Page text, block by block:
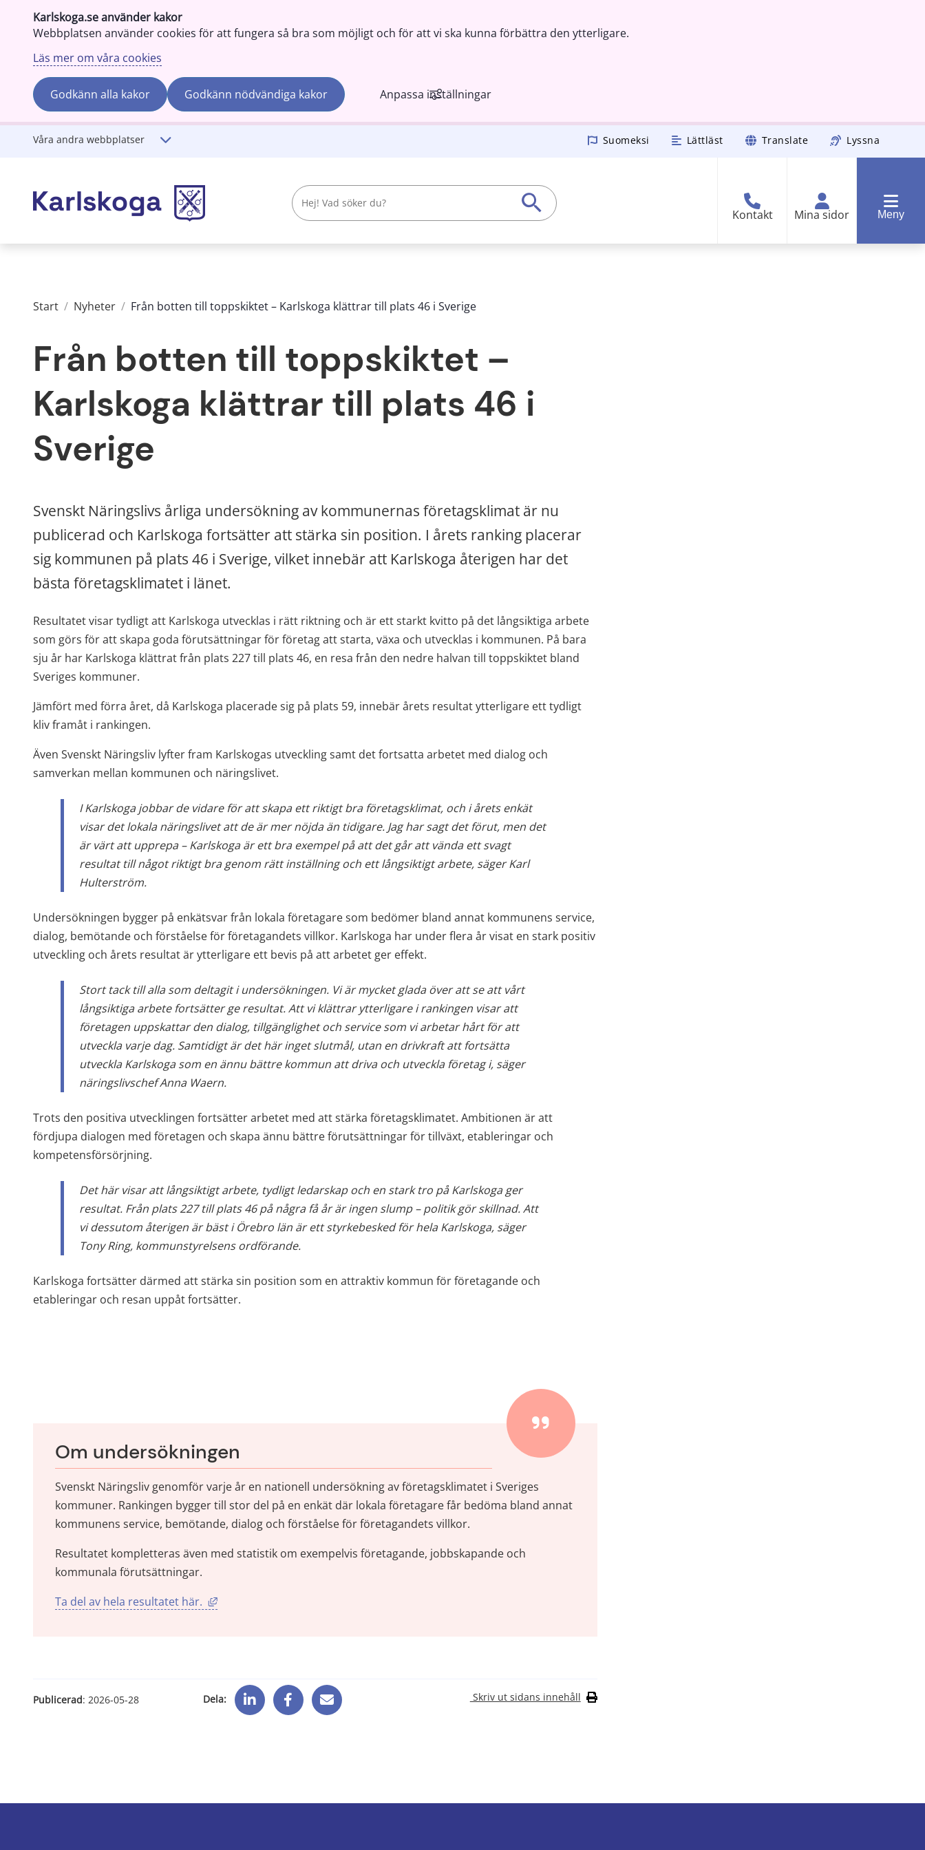
Karlskoga.se använder kakor
Webbplatsen använder cookies för att fungera så bra som möjligt och för att vi ska kunna förbättra den ytterligare.
Läs mer om våra cookies
Godkänn alla kakor Godkänn nödvändiga kakor Anpassa inställningar
Gå till innehåll
Våra andra webbplatser Suomeksi Lättläst Translate Lyssna
Kontakt Mina sidor Meny
Start / Nyheter / Från botten till toppskiktet – Karlskoga klättrar till plats 46 i Sverige
Från botten till toppskiktet –
Karlskoga klättrar till plats 46 i
Sverige
Svenskt Näringslivs årliga undersökning av kommunernas företagsklimat är nu
publicerad och Karlskoga fortsätter att stärka sin position. I årets ranking placerar
sig kommunen på plats 46 i Sverige, vilket innebär att Karlskoga återigen har det
bästa företagsklimatet i länet.
Resultatet visar tydligt att Karlskoga utvecklas i rätt riktning och är ett starkt kvitto på det långsiktiga arbete
som görs för att skapa goda förutsättningar för företag att starta, växa och utvecklas i kommunen. På bara
sju år har Karlskoga klättrat från plats 227 till plats 46, en resa från den nedre halvan till toppskiktet bland
Sveriges kommuner.
Jämfört med förra året, då Karlskoga placerade sig på plats 59, innebär årets resultat ytterligare ett tydligt
kliv framåt i rankingen.
Även Svenskt Näringsliv lyfter fram Karlskogas utveckling samt det fortsatta arbetet med dialog och
samverkan mellan kommunen och näringslivet.
I Karlskoga jobbar de vidare för att skapa ett riktigt bra företagsklimat, och i årets enkät
visar det lokala näringslivet att de är mer nöjda än tidigare. Jag har sagt det förut, men det
är värt att upprepa – Karlskoga är ett bra exempel på att det går att vända ett svagt
resultat till något riktigt bra genom rätt inställning och ett långsiktigt arbete, säger Karl
Hulterström.
Undersökningen bygger på enkätsvar från lokala företagare som bedömer bland annat kommunens service,
dialog, bemötande och förståelse för företagandets villkor. Karlskoga har under flera år visat en stark positiv
utveckling och årets resultat är ytterligare ett bevis på att arbetet ger effekt.
Stort tack till alla som deltagit i undersökningen. Vi är mycket glada över att se att vårt
långsiktiga arbete fortsätter ge resultat. Att vi klättrar ytterligare i rankingen visar att
företagen uppskattar den dialog, tillgänglighet och service som vi arbetar hårt för att
utveckla varje dag. Samtidigt är det här inget slutmål, utan en drivkraft att fortsätta
utveckla Karlskoga som en ännu bättre kommun att driva och utveckla företag i, säger
näringslivschef Anna Waern.
Trots den positiva utvecklingen fortsätter arbetet med att stärka företagsklimatet. Ambitionen är att
fördjupa dialogen med företagen och skapa ännu bättre förutsättningar för tillväxt, etableringar och
kompetensförsörjning.
Det här visar att långsiktigt arbete, tydligt ledarskap och en stark tro på Karlskoga ger
resultat. Från plats 227 till plats 46 på några få år är ingen slump – politik gör skillnad. Att
vi dessutom återigen är bäst i Örebro län är ett styrkebesked för hela Karlskoga, säger
Tony Ring, kommunstyrelsens ordförande.
Karlskoga fortsätter därmed att stärka sin position som en attraktiv kommun för företagande och
etableringar och resan uppåt fortsätter.
Om undersökningen
Svenskt Näringsliv genomför varje år en nationell undersökning av företagsklimatet i Sveriges
kommuner. Rankingen bygger till stor del på en enkät där lokala företagare får bedöma bland annat
kommunens service, bemötande, dialog och förståelse för företagandets villkor.
Resultatet kompletteras även med statistik om exempelvis företagande, jobbskapande och
kommunala förutsättningar.
Ta del av hela resultatet här.
Länk till annan webbplats, öppnas i nytt fönster.
Publicerad: 2026-05-28 Dela: Skriv ut sidans innehåll